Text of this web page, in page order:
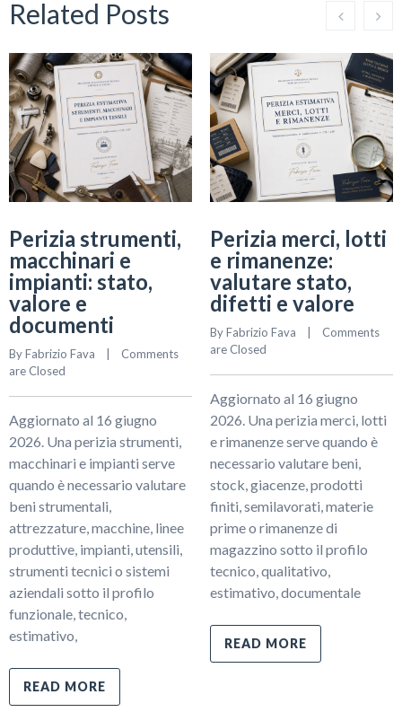
Related Posts
Perizia strumenti,
macchinari e
impianti: stato,
valore e
documenti
By Fabrizio Fava
Comments
are Closed
Aggiornato al 16 giugno
2026. Una perizia strumenti,
macchinari e impianti serve
quando è necessario valutare
beni strumentali,
attrezzature, macchine, linee
produttive, impianti, utensili,
strumenti tecnici o sistemi
aziendali sotto il profilo
funzionale, tecnico,
estimativo,
READ MORE
Perizia merci, lotti
e rimanenze:
valutare stato,
difetti e valore
By Fabrizio Fava
Comments
are Closed
Aggiornato al 16 giugno
2026. Una perizia merci, lotti
e rimanenze serve quando è
necessario valutare beni,
stock, giacenze, prodotti
finiti, semilavorati, materie
prime o rimanenze di
magazzino sotto il profilo
tecnico, qualitativo,
estimativo, documentale
READ MORE